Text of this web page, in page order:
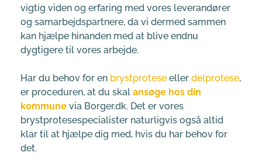
vigtig viden og erfaring med vores leverandører
og samarbejdspartnere, da vi dermed sammen
kan hjælpe hinanden med at blive endnu
dygtigere til vores arbejde.
Har du behov for en brystprotese eller delprotese,
er proceduren, at du skal ansøge hos din
kommune via Borger.dk. Det er vores
brystprotesespecialister naturligvis også altid
klar til at hjælpe dig med, hvis du har behov for
det.